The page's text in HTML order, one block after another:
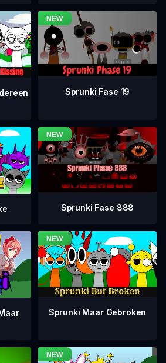
Sprunki Fase 19
Sprunki Fase 888
Sprunki Maar Gebroken